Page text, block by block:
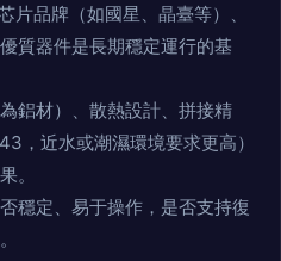
片品牌（如國星、晶臺等）、
質器件是長期穩定運行的基
鋁材）、散熱設計、拼接精
，近水或潮濕環境要求更高）
。
穩定、易于操作，是否支持復